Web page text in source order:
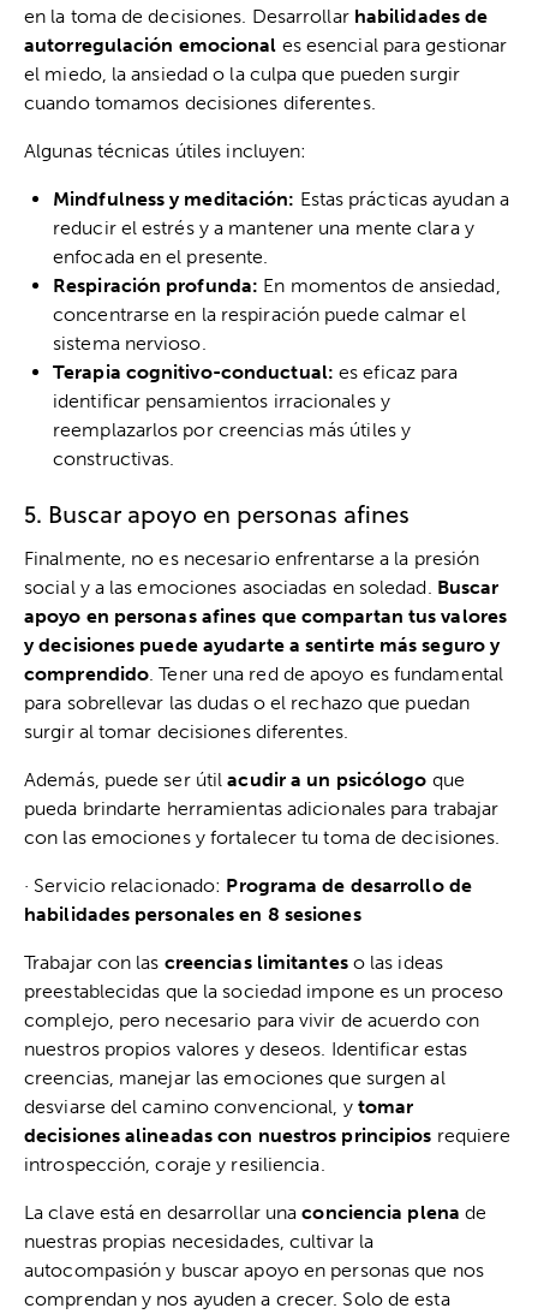
en la toma de decisiones. Desarrollar habilidades de
autorregulación emocional es esencial para gestionar
el miedo, la ansiedad o la culpa que pueden surgir
cuando tomamos decisiones diferentes.
Algunas técnicas útiles incluyen:
Mindfulness y meditación: Estas prácticas ayudan a
reducir el estrés y a mantener una mente clara y
enfocada en el presente.
Respiración profunda: En momentos de ansiedad,
concentrarse en la respiración puede calmar el
sistema nervioso.
Terapia cognitivo-conductual: es eficaz para
identificar pensamientos irracionales y
reemplazarlos por creencias más útiles y
constructivas.
5. Buscar apoyo en personas afines
Finalmente, no es necesario enfrentarse a la presión
social y a las emociones asociadas en soledad. Buscar
apoyo en personas afines que compartan tus valores
y decisiones puede ayudarte a sentirte más seguro y
comprendido . Tener una red de apoyo es fundamental
para sobrellevar las dudas o el rechazo que puedan
surgir al tomar decisiones diferentes.
Además, puede ser útilacudir a un psicólogo que
pueda brindarte herramientas adicionales para trabajar
con las emociones y fortalecer tu toma de decisiones.
· Servicio relacionado: Programa de desarrollo de
habilidades personales en 8 sesiones
Trabajar con las creencias limitanteso las ideas
preestablecidas que la sociedad impone es un proceso
complejo, pero necesario para vivir de acuerdo con
nuestros propios valores y deseos. Identificar estas
creencias, manejar las emociones que surgen al
desviarse del camino convencional, ytomar
decisiones alineadas con nuestros principios requiere
introspección, coraje y resiliencia.
La clave está en desarrollar unaconciencia plena de
nuestras propias necesidades, cultivar la
autocompasión y buscar apoyo en personas que nos
comprendan y nos ayuden a crecer. Solo de esta